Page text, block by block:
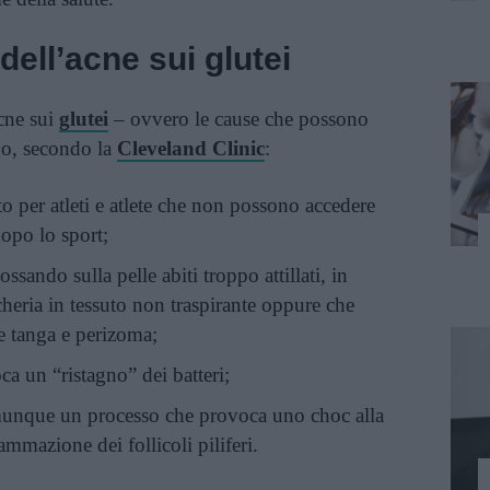
sui glutei
sui glutei – ovvero le cause che possono
secondo la Cleveland Clinic:
per atleti e atlete che non possono accedere
lo sport;
sulla pelle abiti troppo attillati, in
in tessuto non traspirante oppure che
tanga e perizoma;
un “ristagno” dei batteri;
un processo che provoca uno choc alla
dei follicoli piliferi.